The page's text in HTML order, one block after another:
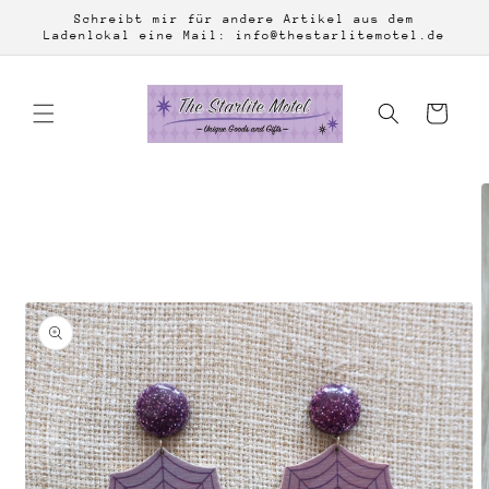
Inhalt
Schreibt mir für andere Artikel aus dem
Ladenlokal eine Mail: info@thestarlitemotel.de
Warenkorb